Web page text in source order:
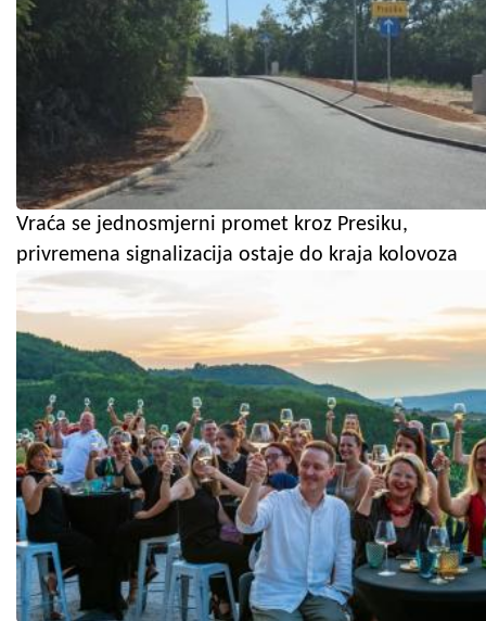
Vraća se jednosmjerni promet kroz Presiku,
privremena signalizacija ostaje do kraja kolovoza